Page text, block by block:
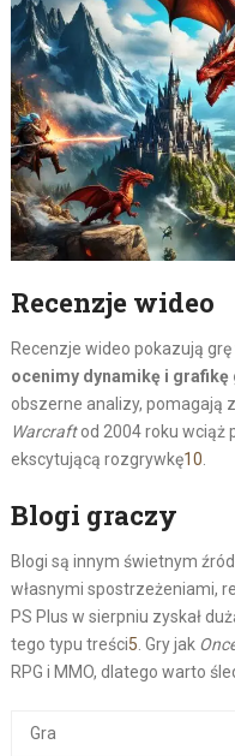
Recenzje wideo
Recenzje wideo pokazują
ocenimy dynamikę i grafikę
obszerne analizy, pomagają
Warcraftod 2004 roku wciąż
ekscytującą rozgrywkę10
Blogi graczy
Blogi są innym świetnym
własnymi spostrzeżeniami,
PS Plus w sierpniu zyskał
tego typu treści5 . Gry jak
RPG i MMO, dlatego warto
Gra